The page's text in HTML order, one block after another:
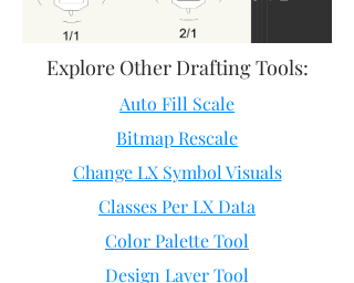
Explore Other Drafting Tools:
Auto Fill Scale
Bitmap Rescale
Change LX Symbol Visuals
Classes Per LX Data
Color Palette Tool
Design Layer Tool